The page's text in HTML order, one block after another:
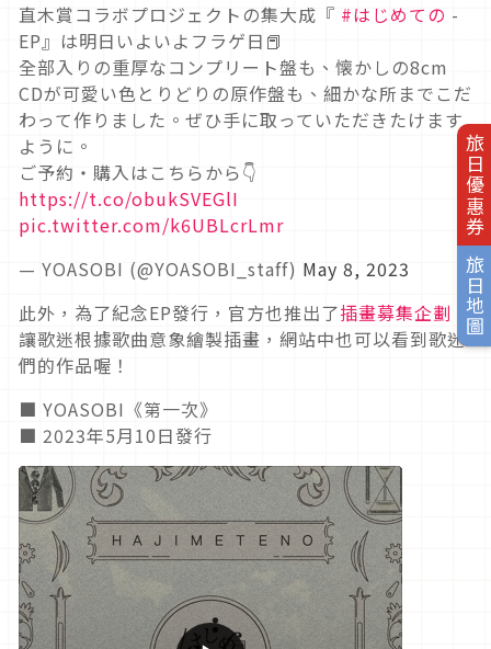
旅日優惠券
旅日地圖
直木賞コラボプロジェクトの集大成『 #はじめての -
EP』は明日いよいよフラゲ日📕
全部入りの重厚なコンプリート盤も、懐かしの8cm
CDが可愛い色とりどりの原作盤も、細かな所までこだ
わって作りました。ぜひ手に取っていただきたけます
ように。
ご予約・購入はこちらから👇
https://t.co/obukSVEGlI
pic.twitter.com/k6UBLcrLmr
— YOASOBI (@YOASOBI_staff) May 8, 2023
此外，為了紀念EP發行，官方也推出了插畫募集企劃 ，
讓歌迷根據歌曲意象繪製插畫，網站中也可以看到歌迷
們的作品喔！
■ YOASOBI《第一次》
■ 2023年5月10日發行